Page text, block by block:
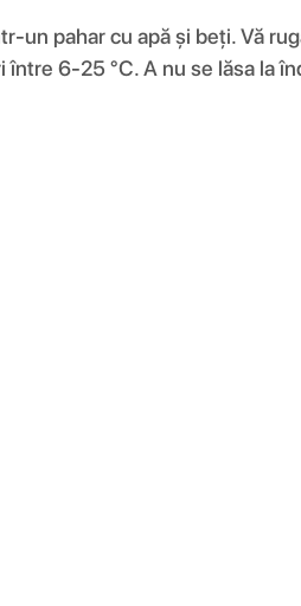
pahar cu apă și beți. Vă
6-25 °C. A nu se lăsa la